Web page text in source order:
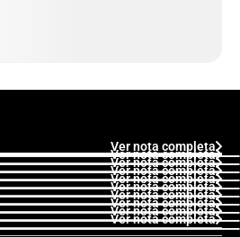
Ver nota completa
Ver nota completa
Ver nota completa
Ver nota completa
Ver nota completa
Ver nota completa
Ver nota completa
Ver nota completa
Ver nota completa
Ver nota completa